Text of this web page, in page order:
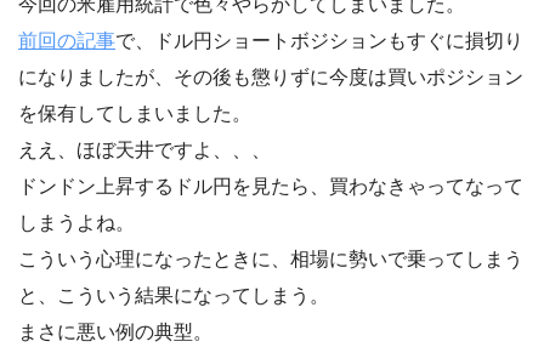
今回の米雇用統計で色々やらかしてしまいました。
前回の記事で、ドル円ショートボジションもすぐに損切り
になりましたが、その後も懲りずに今度は買いポジション
を保有してしまいました。
ええ、ほぼ天井ですよ、、、
ドンドン上昇するドル円を見たら、買わなきゃってなって
しまうよね。
こういう心理になったときに、相場に勢いで乗ってしまう
と、こういう結果になってしまう。
まさに悪い例の典型。